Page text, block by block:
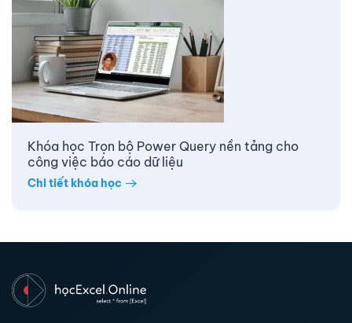
Khóa học Trọn bộ Power Query nền tảng cho
công việc báo cáo dữ liệu
Chi tiết khóa học